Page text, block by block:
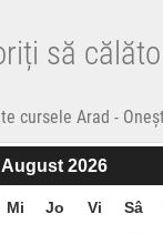
să
cursele Arad -
August 2026
Mi Jo Vi Sâ